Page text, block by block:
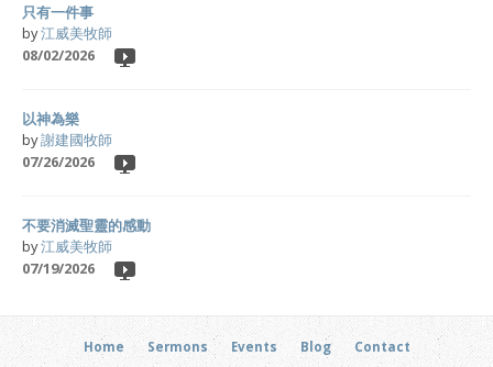
只有一件事
by江威美牧師
08/02/2026
以神為樂
by謝建國牧師
07/26/2026
不要消滅聖靈的感動
by江威美牧師
07/19/2026
Home Sermons Events Blog Contact